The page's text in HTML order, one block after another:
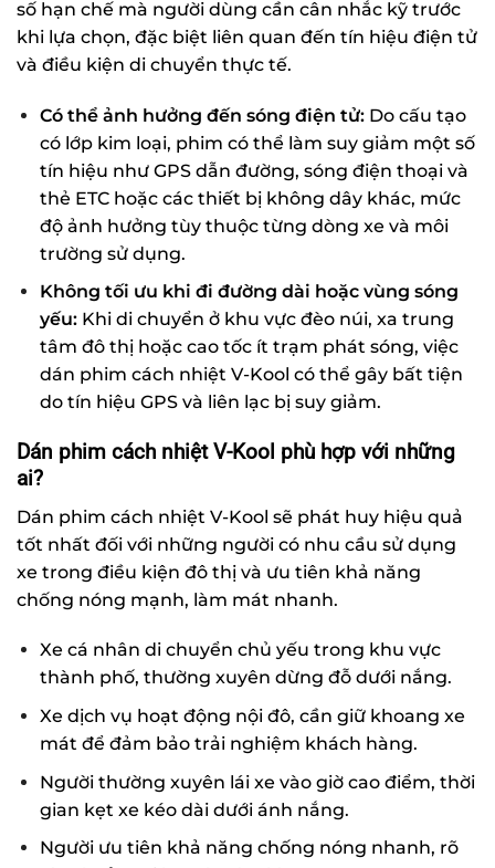
số hạn chế mà người dùng cần cân nhắc kỹ trước
khi lựa chọn, đặc biệt liên quan đến tín hiệu điện tử
và điều kiện di chuyển thực tế.
Có thể ảnh hưởng đến sóng điện tử:Do cấu tạo
có lớp kim loại, phim có thể làm suy giảm một số
tín hiệu như GPS dẫn đường, sóng điện thoại và
thẻ ETC hoặc các thiết bị không dây khác, mức
độ ảnh hưởng tùy thuộc từng dòng xe và môi
trường sử dụng.
Không tối ưu khi đi đường dài hoặc vùng sóng
yếu:Khi di chuyển ở khu vực đèo núi, xa trung
tâm đô thị hoặc cao tốc ít trạm phát sóng, việc
dán phim cách nhiệt V-Kool có thể gây bất tiện
do tín hiệu GPS và liên lạc bị suy giảm.
Dán phim cách nhiệt V-Kool phù hợp với những
ai?
Dán phim cách nhiệt V-Kool sẽ phát huy hiệu quả
tốt nhất đối với những người có nhu cầu sử dụng
xe trong điều kiện đô thị và ưu tiên khả năng
chống nóng mạnh, làm mát nhanh.
Xe cá nhân di chuyển chủ yếu trong khu vực
thành phố, thường xuyên dừng đỗ dưới nắng.
Xe dịch vụ hoạt động nội đô, cần giữ khoang xe
mát để đảm bảo trải nghiệm khách hàng.
Người thường xuyên lái xe vào giờ cao điểm, thời
gian kẹt xe kéo dài dưới ánh nắng.
Người ưu tiên khả năng chống nóng nhanh, rõ